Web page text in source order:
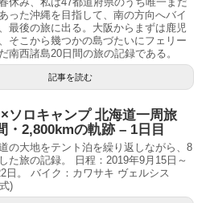
った沖縄を目指して、南の方向へバイ
最後の旅に出る。大阪からまずは鹿児
そこから幾つかの島づたいにフェリー
南西諸島20日間の旅の記録である。
記事を読む
×ソロキャンプ 北海道一周旅
・2,800kmの軌跡 – 1日目
の大地をテント泊を繰り返しながら、8
た旅の記録。 日程：2019年9月15日～
日。 バイク：カワサキ ヴェルシス
)